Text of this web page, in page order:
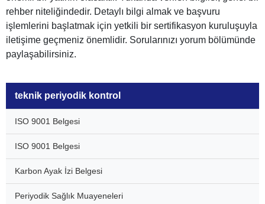
teknik periyodik kontrol
ISO 9001 Belgesi
ISO 9001 Belgesi
Karbon Ayak İzi Belgesi
Periyodik Sağlık Muayeneleri
rehber niteliğindedir. Detaylı bilgi almak ve başvuru
işlemlerini başlatmak için yetkili bir sertifikasyon kuruluşuyla
iletişime geçmeniz önemlidir. Sorularınızı yorum bölümünde
paylaşabilirsiniz.